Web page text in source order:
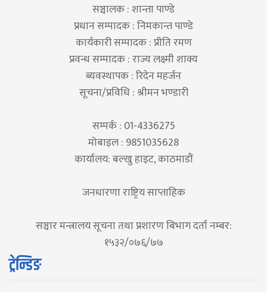
सञ्चालक : शान्ता पाण्डे
प्रधान सम्पादक : निमकान्त पाण्डे
कार्यकारी सम्पादक : प्रीति रमण
प्रवन्ध सम्पादक : राज्य लक्ष्मी शाक्य
ब्यवस्थापक : रिदेन महर्जन
सूचना/प्रविधि : श्रीमन भण्डारी
सम्पर्क : 01-4336275
मोबाइल : 9851035628
कार्यालय: बल्खु हाइट, काठमाडौं
जनधारणा राष्ट्रिय साप्ताहिक
सञ्चार मन्त्रालय सूचना तथा प्रशारण बिभाग दर्ता नम्बर:
१५३२/०७६/७७
ट्रेन्डिङ